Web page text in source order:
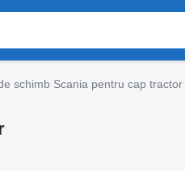
schimb Scania pentru cap tractor